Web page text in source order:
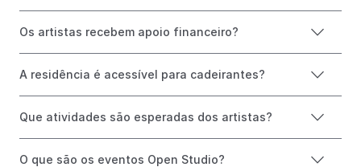
Os artistas recebem apoio financeiro?
A residência é acessível para cadeirantes?
Que atividades são esperadas dos artistas?
O que são os eventos Open Studio?